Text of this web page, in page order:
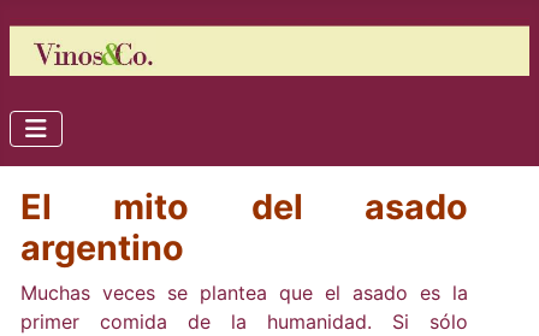
El mito del asado
argentino
Muchas veces se plantea que el asado es la
primer comida de la humanidad. Si sólo